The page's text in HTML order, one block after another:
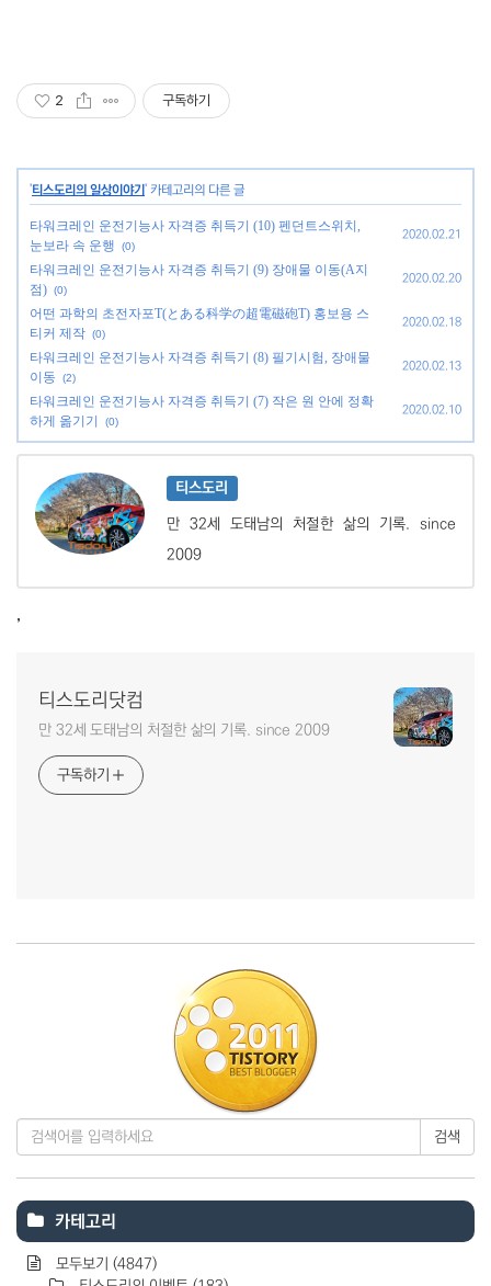
2 구독하기
'티스도리의 일상이야기 ' 카테고리의 다른 글
타워크레인 운전기능사 자격증 취득기 (10) 펜던트스위치,
눈보라 속 운행
(0)
2020.02.21
타워크레인 운전기능사 자격증 취득기 (9) 장애물 이동(A지
점) (0)
2020.02.20
어떤 과학의 초전자포T(とある科学の超電磁砲T) 홍보용 스
티커 제작 (0)
2020.02.18
타워크레인 운전기능사 자격증 취득기 (8) 필기시험, 장애물
이동
(2)
2020.02.13
타워크레인 운전기능사 자격증 취득기 (7) 작은 원 안에 정확
하게 옮기기
(0)
2020.02.10
티스도리
만 32세 도태남의 처절한 삶의 기록. since
2009
,
티스도리닷컴
만 32세 도태남의 처절한 삶의 기록. since 2009
구독하기
검색
카테고리
모두보기 (4847)